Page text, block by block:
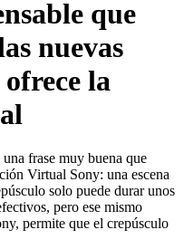
que
nuevas
la
frase muy buena que
Virtual Sony: una escena
solo puede durar unos
pero ese mismo
permite que el crepúsculo